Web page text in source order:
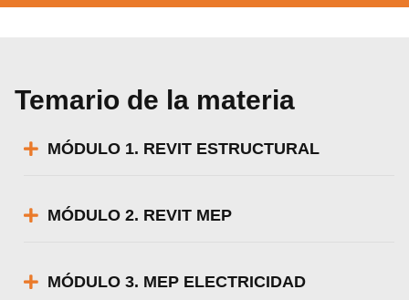
Temario de la materia
MÓDULO 1. REVIT ESTRUCTURAL
MÓDULO 2. REVIT MEP
MÓDULO 3. MEP ELECTRICIDAD